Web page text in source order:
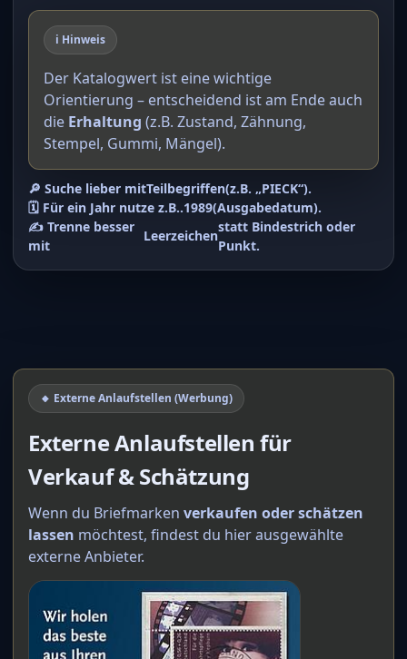
ℹ️ Hinweis
Der Katalogwert ist eine wichtige
Orientierung – entscheidend ist am Ende auch
die Erhaltung (z.B. Zustand, Zähnung,
Stempel, Gummi, Mängel).
🔎 Suche lieber mitTeilbegriffen(z.B. „PIECK“).
🗓️ Für ein Jahr nutze z.B..1989(Ausgabedatum).
✍️ Trenne besser
mit
Leerzeichen
statt Bindestrich oder
Punkt.
🔸 Externe Anlaufstellen (Werbung)
Externe Anlaufstellen für
Verkauf & Schätzung
Wenn du Briefmarken verkaufen oder schätzen
lassen möchtest, findest du hier ausgewählte
externe Anbieter.